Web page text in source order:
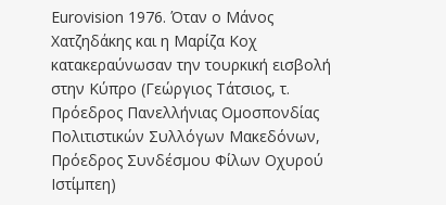
Eurovision 1976. Όταν ο Μάνος
Χατζηδάκης και η Μαρίζα Κοχ
κατακεραύνωσαν την τουρκική εισβολή
στην Κύπρο (Γεώργιος Τάτσιος, τ.
Πρόεδρος Πανελλήνιας Ομοσπονδίας
Πολιτιστικών Συλλόγων Μακεδόνων,
Πρόεδρος Συνδέσμου Φίλων Οχυρού
Ιστίμπεη)